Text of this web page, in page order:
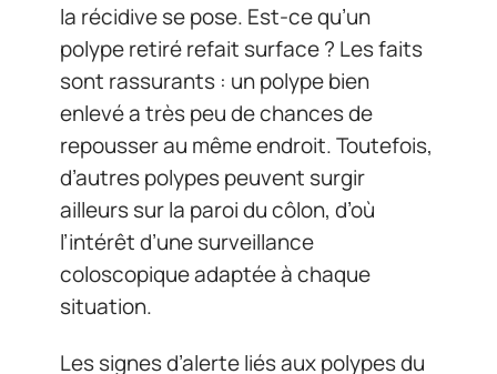
la récidive se pose. Est-ce qu’un
polype retiré refait surface ? Les faits
sont rassurants : un polype bien
enlevé a très peu de chances de
repousser au même endroit. Toutefois,
d’autres polypes peuvent surgir
ailleurs sur la paroi du côlon, d’où
l’intérêt d’une surveillance
coloscopique adaptée à chaque
situation.
Les signes d’alerte liés aux polypes du